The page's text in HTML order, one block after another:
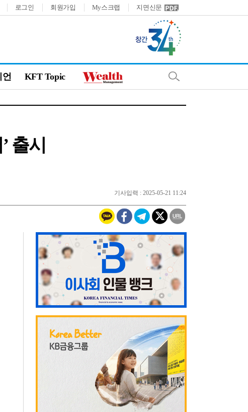
로그인 회원가입 My스크랩 지면신문
언 KFT Topic
출시
기사입력 : 2025-05-21 11:24